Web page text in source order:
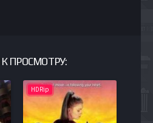
К ПРОСМОТРУ:
HDRip